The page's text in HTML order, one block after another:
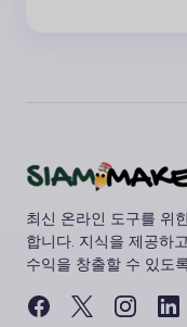
최신 온라인 도구를 위
합니다. 지식을 제공하
수익을 창출할 수 있도